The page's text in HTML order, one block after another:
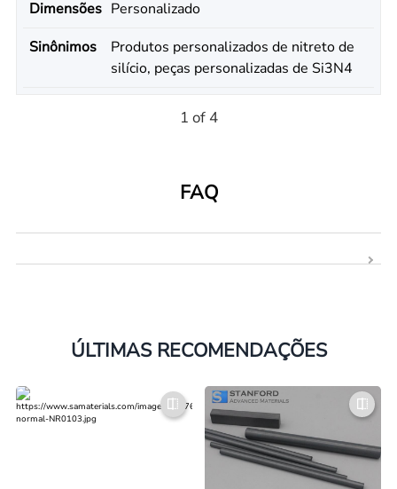
Dimensões Personalizado
Sinônimos
Produtos personalizados de nitreto de
silício, peças personalizadas de Si3N4
1 of 4
FAQ
ÚLTIMAS RECOMENDAÇÕES